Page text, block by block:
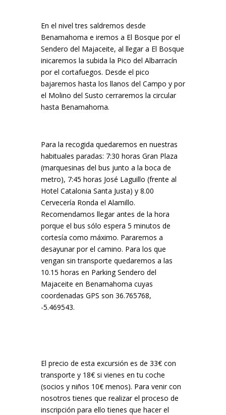
En el nivel tres saldremos desde
Benamahoma e iremos a El Bosque por el
Sendero del Majaceite, al llegar a El Bosque
inicaremos la subida la Pico del Albarracín
por el cortafuegos. Desde el pico
bajaremos hasta los llanos del Campo y por
el Molino del Susto cerraremos la circular
hasta Benamahoma.
Para la recogida quedaremos en nuestras
habituales paradas: 7:30 horas Gran Plaza
(marquesinas del bus junto a la boca de
metro), 7:45 horas José Laguillo (frente al
Hotel Catalonia Santa Justa) y 8.00
Cervecería Ronda el Alamillo.
Recomendamos llegar antes de la hora
porque el bus sólo espera 5 minutos de
cortesía como máximo. Pararemos a
desayunar por el camino. Para los que
vengan sin transporte quedaremos a las
10.15 horas en Parking Sendero del
Majaceite en Benamahoma cuyas
coordenadas GPS son 36.765768,
-5.469543.
El precio de esta excursión es de 33€ con
transporte y 18€ si vienes en tu coche
(socios y niños 10€ menos). Para venir con
nosotros tienes que realizar el proceso de
inscripción para ello tienes que hacer el